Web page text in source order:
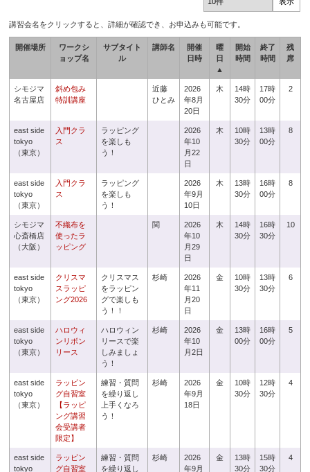
講習会名をクリックすると、詳細が確認でき、お申込みも可能です。
開催場所
ワークシ
ョップ名
サブタイト
ル
講師名
開催
日時
曜
日
▲
開始
時間
終了
時間
残
席
シモジマ
名古屋店
斜め包み
特訓講座
近藤
ひとみ
2026
年8月
20日
木
14時
30分
17時
00分
2
east side
tokyo
（東京）
入門クラ
ス
ラッピング
を楽しも
う！
2026
年10
月22
日
木
10時
30分
13時
00分
8
east side
tokyo
（東京）
入門クラ
ス
ラッピング
を楽しも
う！
2026
年9月
10日
木
13時
30分
16時
00分
8
シモジマ
心斎橋店
（大阪）
不織布を
使ったラ
ッピング
関
2026
年10
月29
日
木
14時
30分
16時
30分
10
east side
tokyo
（東京）
クリスマ
スラッピ
ング2026
クリスマス
をラッピン
グで楽しも
う！！
杉崎
2026
年11
月20
日
金
10時
30分
13時
30分
6
east side
tokyo
（東京）
ハロウィ
ンリボン
リース
ハロウィン
リースで楽
しみましょ
う！
杉崎
2026
年10
月2日
金
13時
00分
16時
00分
5
east side
tokyo
（東京）
ラッピン
グ自習室
【ラッピ
ング講習
会受講者
限定】
練習・質問
を繰り返し
上手くなろ
う！
杉崎
2026
年9月
18日
金
10時
30分
12時
30分
4
east side
tokyo
ラッピン
グ自習室
練習・質問
を繰り返し
杉崎
2026
年9月
金
13時
30分
15時
30分
4